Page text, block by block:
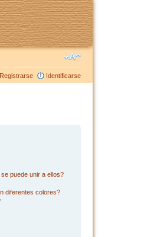
Registrarse Identificarse
puede unir a ellos?
diferentes colores?